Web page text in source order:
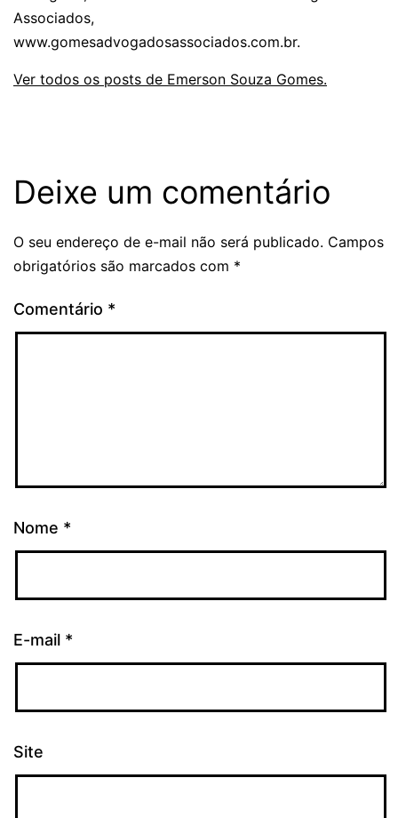
Associados,
www.gomesadvogadosassociados.com.br.
Ver todos os posts de Emerson Souza Gomes.
Deixe um comentário
O seu endereço de e-mail não será publicado. Campos
obrigatórios são marcados com *
Comentário *
Nome *
E-mail *
Site